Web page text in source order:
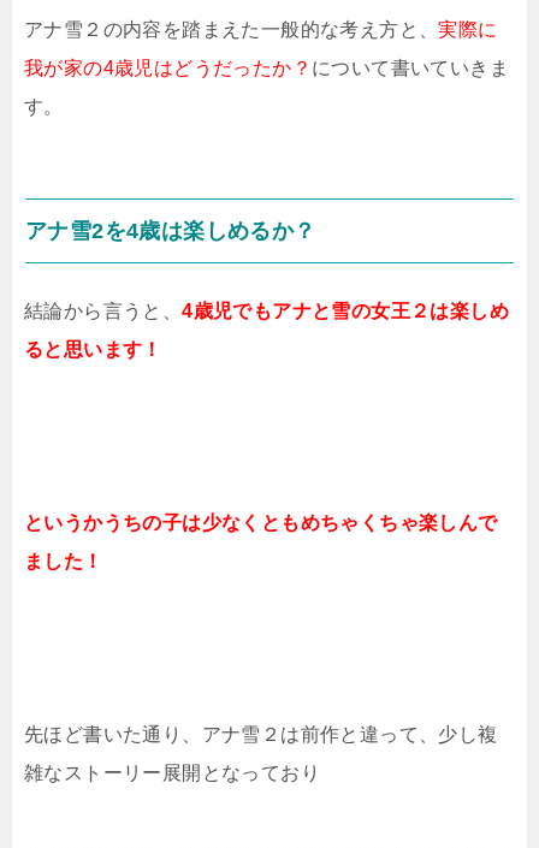
アナ雪２の内容を踏まえた一般的な考え方と、実際に
我が家の4歳児はどうだったか？ について書いていきま
す。
アナ雪2を4歳は楽しめるか？
結論から言うと、4歳児でもアナと雪の女王２は楽しめ
ると思います！
というかうちの子は少なくともめちゃくちゃ楽しんで
ました！
先ほど書いた通り、アナ雪２は前作と違って、少し複
雑なストーリー展開となっており